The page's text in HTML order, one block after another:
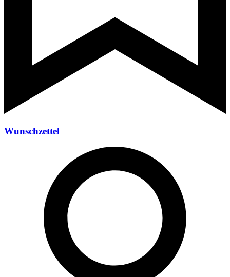
Wunschzettel